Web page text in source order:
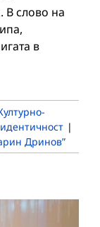
слово на
в
|
Дринов”